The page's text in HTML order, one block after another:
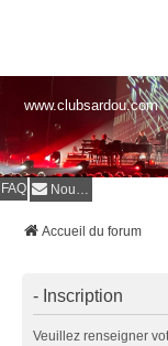
www.clubsardou.com
FAQ Nous contacter
Accueil du forum
- Inscription
Veuillez renseigner